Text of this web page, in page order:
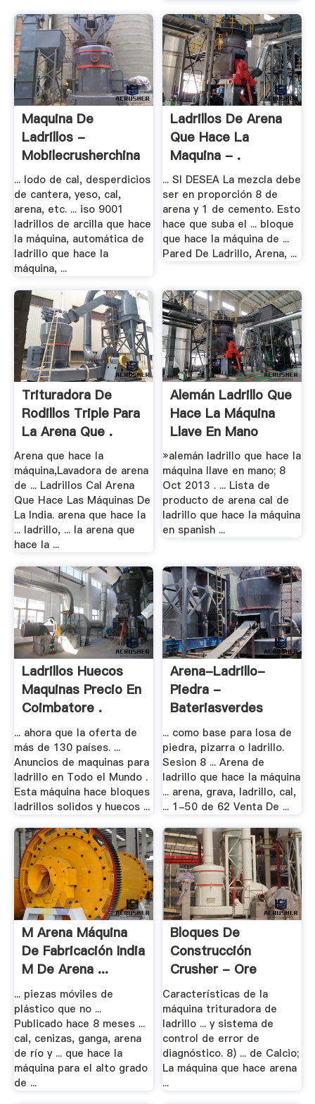
Maquina De
Ladrillos -
Mobilecrusherchina
... lodo de cal, desperdicios
de cantera, yeso, cal,
arena, etc. ... iso 9001
ladrillos de arcilla que hace
la máquina, automática de
ladrillo que hace la
máquina, ...
Ladrillos De Arena
Que Hace La
Maquina - .
... SI DESEA La mezcla debe
ser en proporción 8 de
arena y 1 de cemento. Esto
hace que suba el ... bloque
que hace la máquina de ...
Pared De Ladrillo, Arena, ...
Trituradora De
Rodillos Triple Para
La Arena Que .
Arena que hace la
máquina,Lavadora de arena
de ... Ladrillos Cal Arena
Que Hace Las Máquinas De
La India. arena que hace la
... ladrillo, ... la arena que
hace la ...
Alemán Ladrillo Que
Hace La Máquina
Llave En Mano
»alemán ladrillo que hace la
máquina llave en mano; 8
Oct 2013 . ... Lista de
producto de arena cal de
ladrillo que hace la máquina
en spanish ...
Ladrillos Huecos
Maquinas Precio En
Coimbatore .
... ahora que la oferta de
más de 130 países. ...
Anuncios de maquinas para
ladrillo en Todo el Mundo .
Esta máquina hace bloques
ladrillos solidos y huecos ...
Arena-Ladrillo-
Piedra -
Bateriasverdes
... como base para losa de
piedra, pizarra o ladrillo.
Sesion 8 ... Arena de
ladrillo que hace la máquina
... arena, grava, ladrillo, cal,
... 1-50 de 62 Venta De ...
M Arena Máquina
De Fabricación India
M De Arena ...
... piezas móviles de
plástico que no ...
Publicado hace 8 meses ...
cal, cenizas, ganga, arena
de río y ... que hace la
máquina para el alto grado
de ...
Bloques De
Construcción
Crusher - Ore
Trituradora
Características de la
máquina trituradora de
ladrillo ... y sistema de
control de error de
diagnóstico. 8) ... de Calcio;
La máquina que hace arena
...